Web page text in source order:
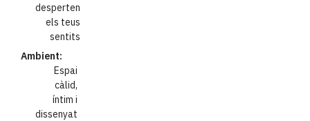
desperten
els teus
sentits
Ambient:
Espai
càlid,
íntim i
dissenyat